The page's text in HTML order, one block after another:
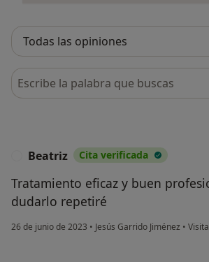
Busca en opiniones
Beatriz Cita verificada
Tratamiento eficaz y buen
dudarlo repetiré
26 de junio de 2023 • Jesús Garrido Jiménez •